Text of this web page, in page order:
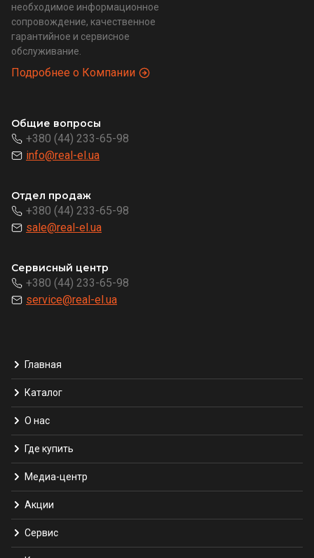
необходимое информационное
сопровождение, качественное
гарантийное и сервисное
обслуживание.
Подробнее о Компании
Общие вопросы
+380 (44) 233-65-98
info@real-el.ua
Отдел продаж
+380 (44) 233-65-98
sale@real-el.ua
Сервисный центр
+380 (44) 233-65-98
service@real-el.ua
Главная
Каталог
О нас
Где купить
Медиа-центр
Акции
Сервис